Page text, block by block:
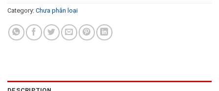
Category: Chưa phân loại